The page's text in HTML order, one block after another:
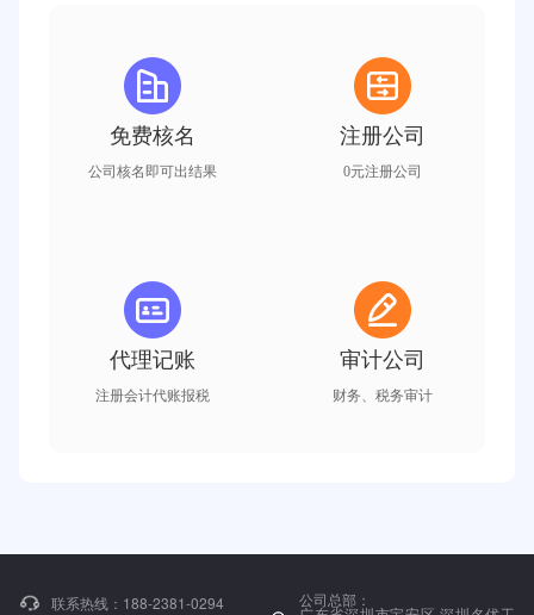
免费核名
公司核名即可出结果
注册公司
0元注册公司
代理记账
注册会计代账报税
审计公司
财务、税务审计
联系热线： 188-2381-0294
公司总部：